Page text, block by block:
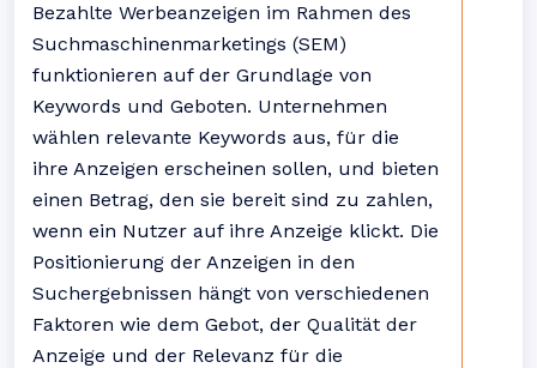
Bezahlte Werbeanzeigen im Rahmen des
Suchmaschinenmarketings (SEM)
funktionieren auf der Grundlage von
Keywords und Geboten. Unternehmen
wählen relevante Keywords aus, für die
ihre Anzeigen erscheinen sollen, und bieten
einen Betrag, den sie bereit sind zu zahlen,
wenn ein Nutzer auf ihre Anzeige klickt. Die
Positionierung der Anzeigen in den
Suchergebnissen hängt von verschiedenen
Faktoren wie dem Gebot, der Qualität der
Anzeige und der Relevanz für die